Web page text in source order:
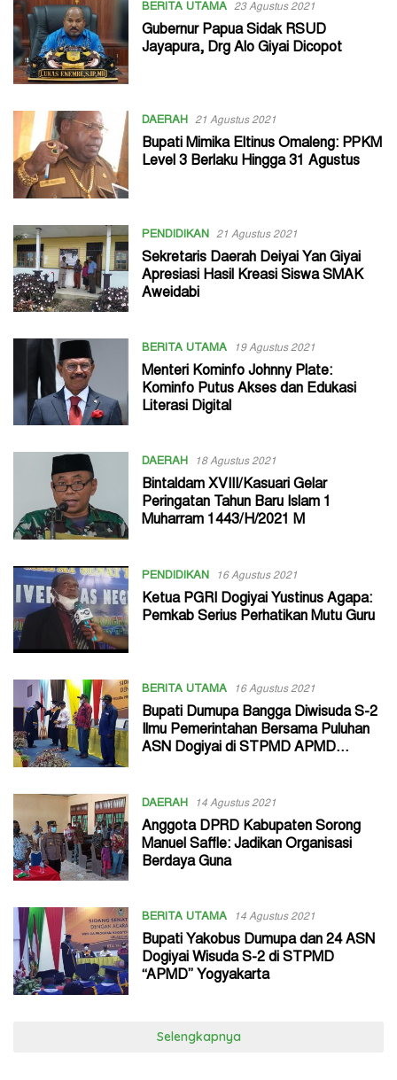
BERITA UTAMA 23 Agustus 2021
Gubernur Papua Sidak RSUD
Jayapura, Drg Alo Giyai Dicopot
DAERAH 21 Agustus 2021
Bupati Mimika Eltinus Omaleng: PPKM
Level 3 Berlaku Hingga 31 Agustus
PENDIDIKAN 21 Agustus 2021
Sekretaris Daerah Deiyai Yan Giyai
Apresiasi Hasil Kreasi Siswa SMAK
Aweidabi
BERITA UTAMA 19 Agustus 2021
Menteri Kominfo Johnny Plate:
Kominfo Putus Akses dan Edukasi
Literasi Digital
DAERAH 18 Agustus 2021
Bintaldam XVIII/Kasuari Gelar
Peringatan Tahun Baru Islam 1
Muharram 1443/H/2021 M
PENDIDIKAN 16 Agustus 2021
Ketua PGRI Dogiyai Yustinus Agapa:
Pemkab Serius Perhatikan Mutu Guru
BERITA UTAMA 16 Agustus 2021
Bupati Dumupa Bangga Diwisuda S-2
Ilmu Pemerintahan Bersama Puluhan
ASN Dogiyai di STPMD APMD
DAERAH 14 Agustus 2021
Anggota DPRD Kabupaten Sorong
Manuel Saffle: Jadikan Organisasi
Berdaya Guna
BERITA UTAMA 14 Agustus 2021
Bupati Yakobus Dumupa dan 24 ASN
Dogiyai Wisuda S-2 di STPMD
“APMD” Yogyakarta
Selengkapnya